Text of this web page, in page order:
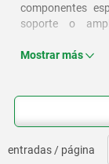
componentes
soporte o
especiales y
Mostrar más
entradas / página